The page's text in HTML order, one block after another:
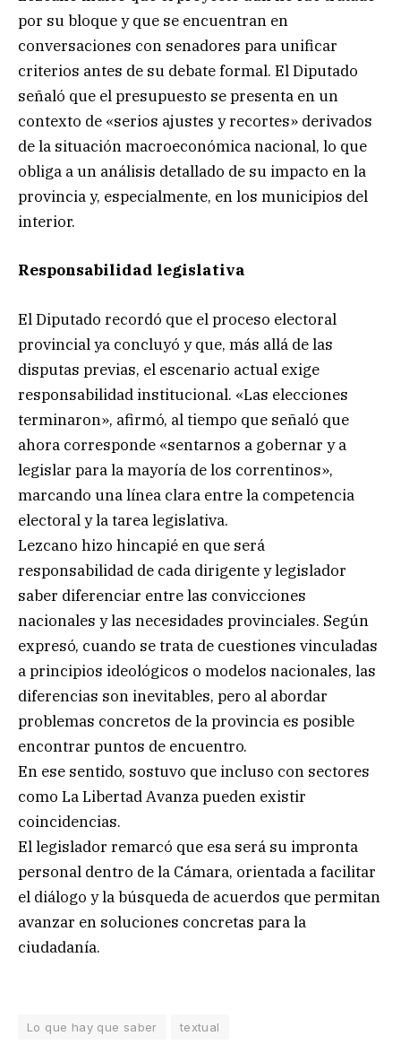
por su bloque y que se encuentran en
conversaciones con senadores para unificar
criterios antes de su debate formal. El Diputado
señaló que el presupuesto se presenta en un
contexto de «serios ajustes y recortes» derivados
de la situación macroeconómica nacional, lo que
obliga a un análisis detallado de su impacto en la
provincia y, especialmente, en los municipios del
interior.
Responsabilidad legislativa
El Diputado recordó que el proceso electoral
provincial ya concluyó y que, más allá de las
disputas previas, el escenario actual exige
responsabilidad institucional. «Las elecciones
terminaron», afirmó, al tiempo que señaló que
ahora corresponde «sentarnos a gobernar y a
legislar para la mayoría de los correntinos»,
marcando una línea clara entre la competencia
electoral y la tarea legislativa.
Lezcano hizo hincapié en que será
responsabilidad de cada dirigente y legislador
saber diferenciar entre las convicciones
nacionales y las necesidades provinciales. Según
expresó, cuando se trata de cuestiones vinculadas
a principios ideológicos o modelos nacionales, las
diferencias son inevitables, pero al abordar
problemas concretos de la provincia es posible
encontrar puntos de encuentro.
En ese sentido, sostuvo que incluso con sectores
como La Libertad Avanza pueden existir
coincidencias.
El legislador remarcó que esa será su impronta
personal dentro de la Cámara, orientada a facilitar
el diálogo y la búsqueda de acuerdos que permitan
avanzar en soluciones concretas para la
ciudadanía.
Lo que hay que saber textual